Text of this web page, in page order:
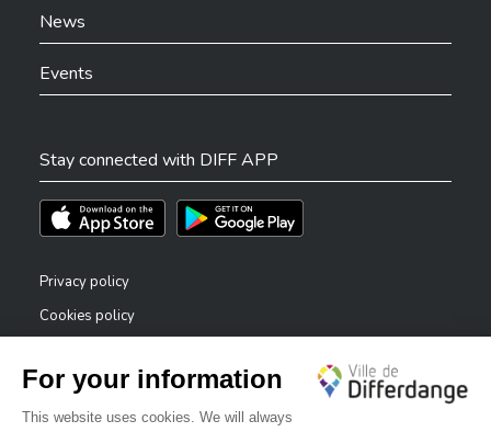
News
Events
Stay connected with DIFF APP
Téléchargez l'app sur l'App StoreTéléchargez l'app sur Play Store
Privacy policy
Cookies policy
Accessibility statement
Reporting system — whistleblowers
✕